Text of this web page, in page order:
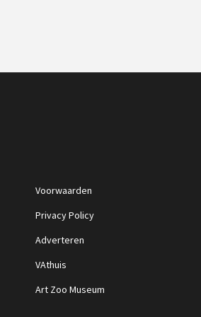
Voorwaarden
Privacy Policy
Adverteren
VAthuis
Art Zoo Museum